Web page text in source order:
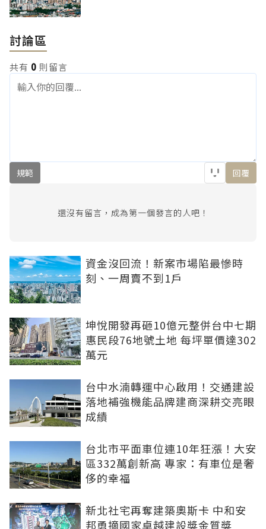
討論區
共有 0 則留言
規範 回覆
還沒有留言，成為第一個發言的人吧！
資金沒回流！新案市場陷最慘時
刻、一周賣不到1戶
坤悅開發再砸10億元整併台中七期
惠民段76地號土地 每坪單價達302
萬元
台中水湳轉運中心啟用！交通建設
落地補強機能品牌建商深耕交亮眼
成績
台北市平面車位連10年狂漲！大安
區332萬創新高 專家：有車位是奢
侈的幸福
新北社宅再奪建築奧斯卡 中和安
邦勇摘國家卓越建設獎金質獎